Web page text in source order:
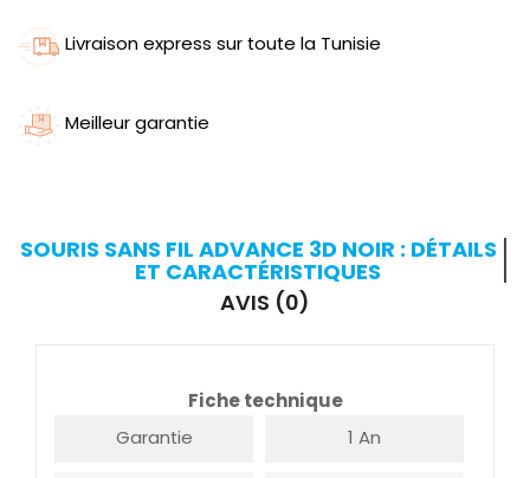
Livraison express sur toute la Tunisie
Meilleur garantie
SOURIS SANS FIL ADVANCE 3D NOIR : DÉTAILS
ET CARACTÉRISTIQUES
AVIS (0)
Fiche technique
Garantie
1 An